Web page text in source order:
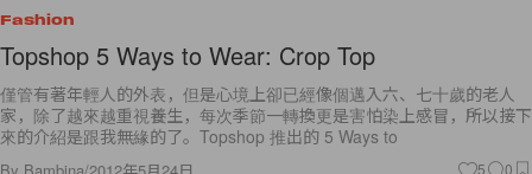
Fashion
Topshop 5 Ways to Wear: Crop Top
僅管有著年輕人的外表，但是心境上卻已經像個邁入六、七十歲的老人
家，除了越來越重視養生，每次季節一轉換更是害怕染上感冒，所以接下
來的介紹是跟我無緣的了。Topshop 推出的 5 Ways to
By Bambina/2012年5月24日 5 0